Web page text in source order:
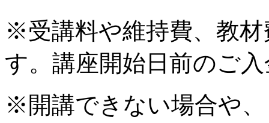
※受講料や維持費、教
す。講座開始日前のご
※開講できない場合や